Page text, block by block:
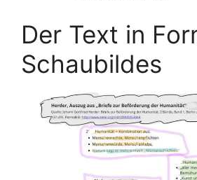
Der Text in
Schaubildes